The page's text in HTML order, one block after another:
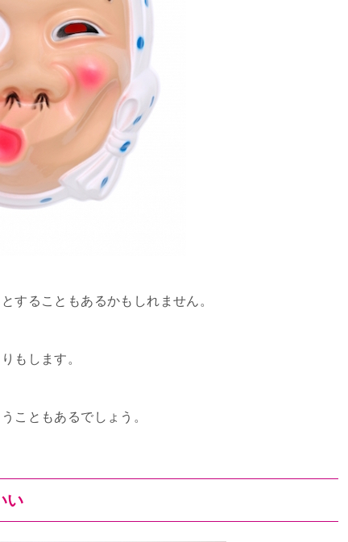
することもあるかもしれません。
もします。
こともあるでしょう。
い